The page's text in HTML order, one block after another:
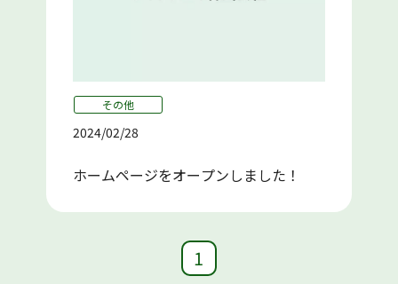
その他
2024/02/28
ホームページをオープンしました！
1